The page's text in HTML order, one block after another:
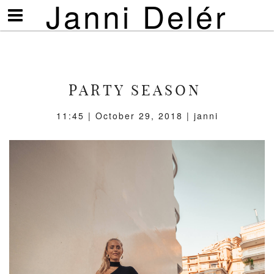
Janni Delér
Visa/göm
meny
PARTY SEASON
11:45 | October 29, 2018 | janni